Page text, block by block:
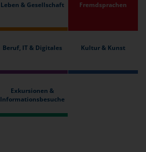
Leben & Gesellschaft Fremdsprachen
Beruf, IT & Digitales Kultur & Kunst
Exkursionen &
Informationsbesuche